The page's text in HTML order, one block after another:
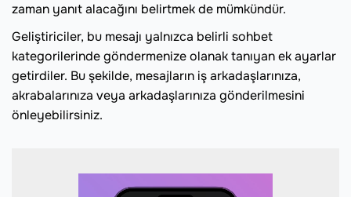
zaman yanıt alacağını belirtmek de mümkündür.
Geliştiriciler, bu mesajı yalnızca belirli sohbet
kategorilerinde göndermenize olanak tanıyan ek ayarlar
getirdiler. Bu şekilde, mesajların iş arkadaşlarınıza,
akrabalarınıza veya arkadaşlarınıza gönderilmesini
önleyebilirsiniz.